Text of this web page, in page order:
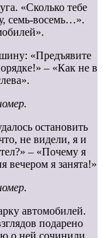
«Сколько тебе
семь-восемь…».
«Предъявите
– «Как не в
остановить
не видели, я и
– «Почему я
вечером я занята!»
автомобилей.
подарено
о ней сочинили.